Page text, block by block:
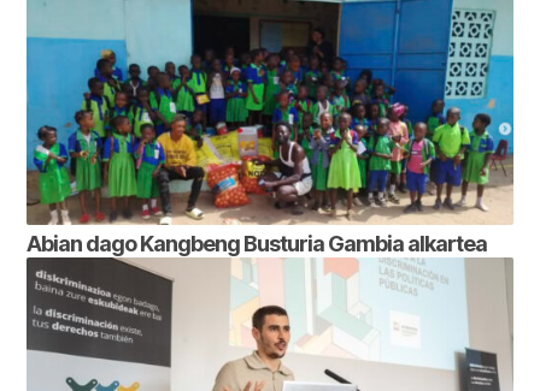
Abian dago Kangbeng Busturia Gambia alkartea